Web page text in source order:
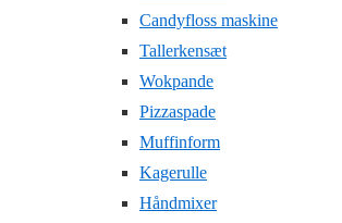
Candyfloss maskine
Tallerkensæt
Wokpande
Pizzaspade
Muffinform
Kagerulle
Håndmixer